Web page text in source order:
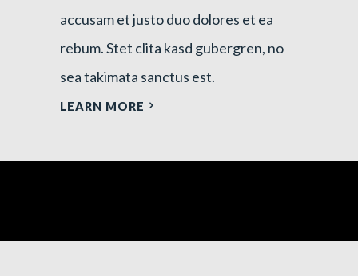
accusam et justo duo dolores et ea
rebum. Stet clita kasd gubergren, no
sea takimata sanctus est.
LEARN MORE